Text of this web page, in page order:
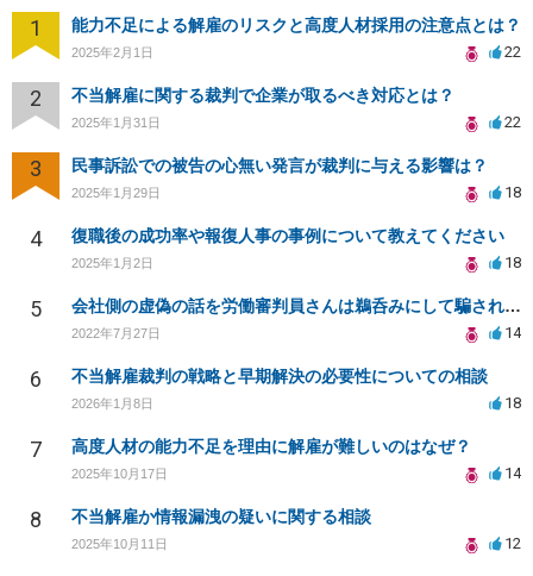
1 能力不足による解雇のリスクと高度人材採用の注意点とは？
2025年2月1日 22
2 不当解雇に関する裁判で企業が取るべき対応とは？
2025年1月31日 22
3 民事訴訟での被告の心無い発言が裁判に与える影響は？
2025年1月29日 18
4 復職後の成功率や報復人事の事例について教えてください
2025年1月2日 18
5 会社側の虚偽の話を労働審判員さんは鵜呑みにして騙されてしまいました。
2022年7月27日 14
6 不当解雇裁判の戦略と早期解決の必要性についての相談
2026年1月8日 18
7 高度人材の能力不足を理由に解雇が難しいのはなぜ？
2025年10月17日 14
8 不当解雇か情報漏洩の疑いに関する相談
2025年10月11日 12